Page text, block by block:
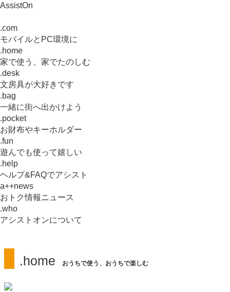
.home おうちで使う、おうちで楽しむ
AssistOn
.com
モバイルとPC環境に
.home
家で使う、家でたのしむ
.desk
文房具が大好きです
.bag
一緒に街へ出かけよう
.pocket
お財布やキーホルダー
.fun
遊んでも使って嬉しい
.help
ヘルプ&FAQでアシスト
a++news
おトク情報ニュース
.who
アシストオンについて